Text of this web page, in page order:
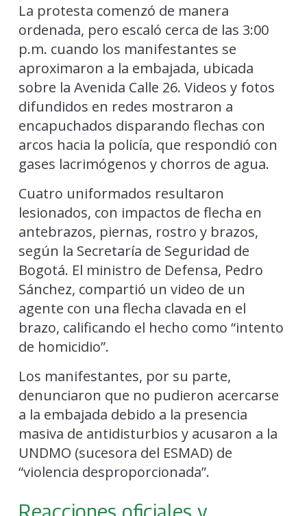
La protesta comenzó de manera
ordenada, pero escaló cerca de las 3:00
p.m. cuando los manifestantes se
aproximaron a la embajada, ubicada
sobre la Avenida Calle 26. Videos y fotos
difundidos en redes mostraron a
encapuchados disparando flechas con
arcos hacia la policía, que respondió con
gases lacrimógenos y chorros de agua.
Cuatro uniformados resultaron
lesionados, con impactos de flecha en
antebrazos, piernas, rostro y brazos,
según la Secretaría de Seguridad de
Bogotá. El ministro de Defensa, Pedro
Sánchez, compartió un video de un
agente con una flecha clavada en el
brazo, calificando el hecho como “intento
de homicidio”.
Los manifestantes, por su parte,
denunciaron que no pudieron acercarse
a la embajada debido a la presencia
masiva de antidisturbios y acusaron a la
UNDMO (sucesora del ESMAD) de
“violencia desproporcionada”.
Reacciones oficiales y